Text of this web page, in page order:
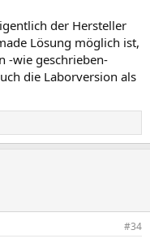
der Hersteller
Lösung möglich ist,
-wie geschrieben-
die Laborversion als
#34